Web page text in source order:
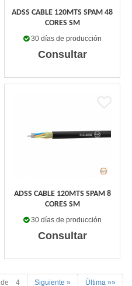
ADSS CABLE 120MTS SPAM 48
CORES SM
30 días de producción
Consultar
ADSS CABLE 120MTS SPAM 8
CORES SM
30 días de producción
Consultar
de 4 Siguiente » Última »»